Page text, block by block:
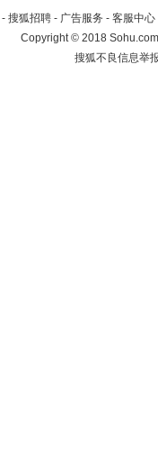
- 搜狐招聘 - 广告服务 - 客服中心
Copyright©2018
搜狐不良信息举